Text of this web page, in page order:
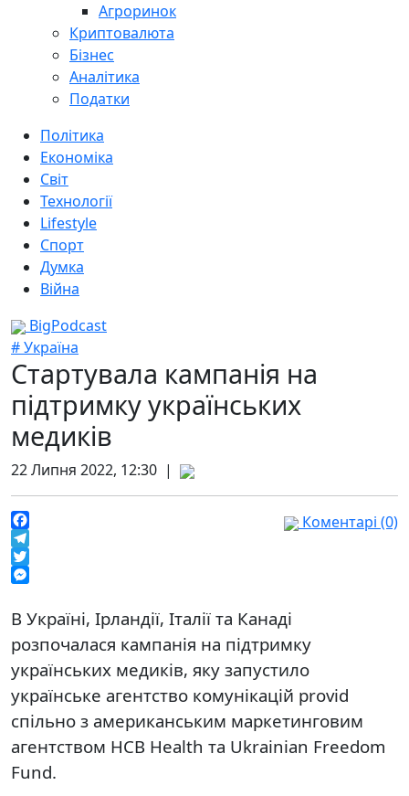
Агроринок
Криптовалюта
Бізнес
Аналітика
Податки
Політика
Економіка
Світ
Технології
Lifestyle
Спорт
Думка
Війна
BigPodcast
# Україна
Стартувала кампанія на
підтримку українських
медиків
22 Липня 2022, 12:30 |
Facebook
Telegram
Twitter
Коментарі (0)
В Україні, Ірландії, Італії та Канаді
розпочалася кампанія на підтримку
українських медиків, яку запустило
українське агентство комунікацій provid
спільно з американським маркетинговим
агентством HCB Health та Ukrainian Freedom
Fund.